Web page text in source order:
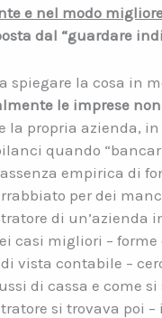
e nel modo
dal “guardare
spiegare la cosa in
le imprese
la propria azienda,
quando
empirica di
per dei
di un’azienda
casi migliori –
vista contabile –
di cassa e come
si trovava poi